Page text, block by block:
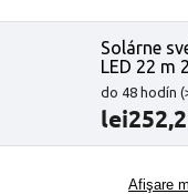
Solárne
LED 22 m
do 48 hodín
Afişare